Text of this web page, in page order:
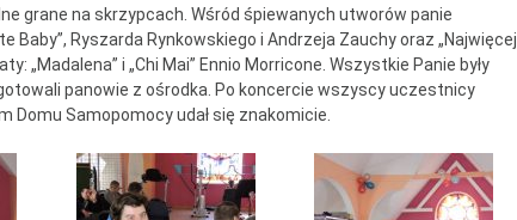
Dziennego
nr 3
Dziennego
nr 4
Senior+
Niepełnosprawnością
“Benjamin”
grane na skrzypcach. Wśród śpiewanych utworów panie
te Baby”, Ryszarda Rynkowskiego i Andrzeja Zauchy oraz „Najwięcej
„Madalena” i „Chi Mai” Ennio Morricone. Wszystkie Panie były
panowie z ośrodka. Po koncercie wszyscy uczestnicy
Domu Samopomocy udał się znakomicie.